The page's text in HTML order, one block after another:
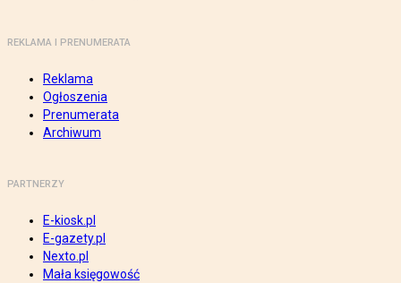
REKLAMA I PRENUMERATA
Reklama
Ogłoszenia
Prenumerata
Archiwum
PARTNERZY
E-kiosk.pl
E-gazety.pl
Nexto.pl
Mała księgowość